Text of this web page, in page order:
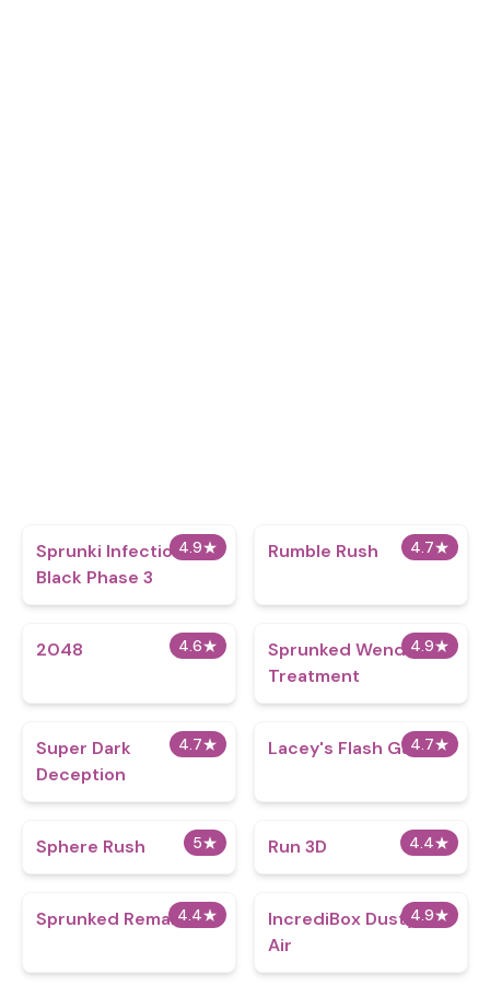
4.9★
Sprunki Infection
Black Phase 3
4.7★
Rumble Rush
4.6★
2048 4.9★
Sprunked Wenda
Treatment
4.7★
Super Dark
Deception
4.7★
Lacey's Flash Games
5★
Sphere Rush 4.4★
Run 3D
4.4★
Sprunked Remake 3.0 4.9★
IncrediBox Dusty Like
Air